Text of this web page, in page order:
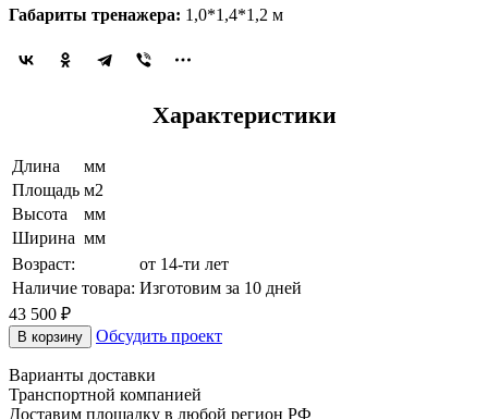
Габариты тренажера: 1,0*1,4*1,2 м
Характеристики
Длина
мм
Площадь м2
Высота
мм
Ширина мм
Возраст:
от 14-ти лет
Наличие товара: Изготовим за 10 дней
43 500 ₽
В корзину Обсудить проект
Варианты доставки
Транспортной компанией
Доставим площадку в любой регион РФ